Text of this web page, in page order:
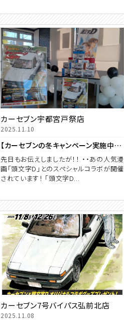
カーセブン宇都宮戸祭店
2025.11.10
【カーセブンの冬キャンペーン実施中！！ 】
先日もお伝えしましたが！！ ・・あの人気漫
画「頭文字D」とのスペシャルコラボが開催
されています！ 「頭文字D...
カーセブン7号バイパス弘前北店
2025.11.08